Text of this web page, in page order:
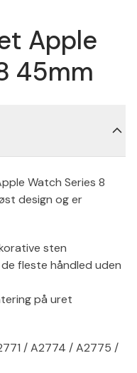
Apple
45mm
Watch Series 8
design og er
sten
fleste håndled uden
på uret
/ A2774 / A2775 /